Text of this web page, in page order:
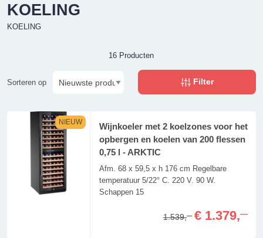
KOELING
KOELING
16 Producten
Sorteren op Filter
NIEUW
Wijnkoeler met 2 koelzones voor het
opbergen en koelen van 200 flessen
0,75 l - ARKTIC
Afm. 68 x 59,5 x h 176 cm Regelbare
temperatuur 5/22° C. 220 V. 90 W.
Schappen 15
1.539,— € 1.379,—